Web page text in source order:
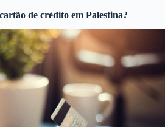
de crédito em Palestina?